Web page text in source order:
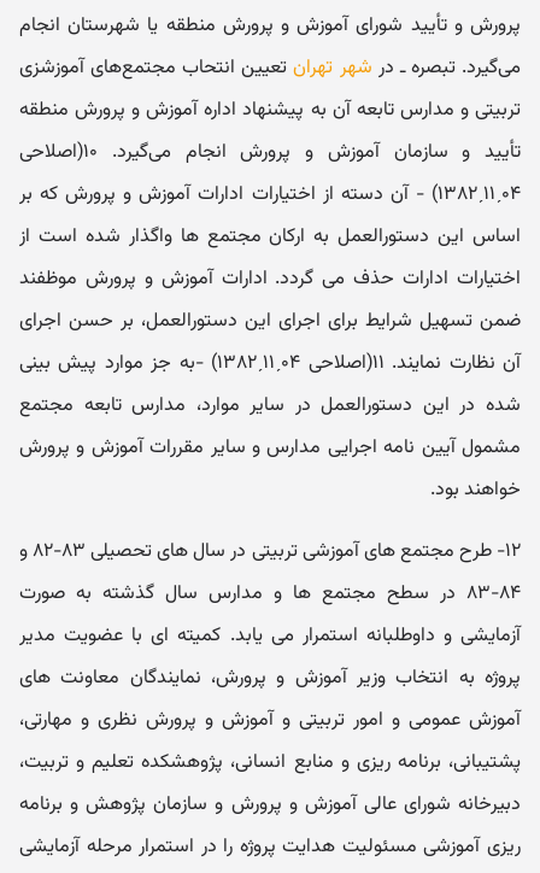
پرورش و تأیید شورای آموزش و پرورش منطقه یا شهرستان انجام
می‌گیرد. تبصره ـ در شهر تهرانتعیین انتحاب مجتمع‌های آموزشزی
تربیتی و مدارس تابعه آن به پیشنهاد اداره آموزش و پرورش منطقه
تأیید و سازمان آموزش و پرورش انجام می‌گیرد. ۱۰(اصلاحی
۰۴ˏ۱۱ˏ۱۳۸۲) - آن دسته از اختیارات ادارات آموزش و پرورش که بر
اساس این دستورالعمل به ارکان مجتمع ها واگذار شده است از
اختیارات ادارات حذف می گردد. ادارات آموزش و پرورش موظفند
ضمن تسهیل شرایط برای اجرای این دستورالعمل، بر حسن اجرای
آن نظارت نمایند. ۱۱(اصلاحی ۰۴ˏ۱۱ˏ۱۳۸۲) -به جز موارد پیش بینی
شده در این دستورالعمل در سایر موارد، مدارس تابعه مجتمع
مشمول آیین نامه اجرایی مدارس و سایر مقررات آموزش و پرورش
خواهند بود.
۱۲- طرح مجتمع های آموزشی تربیتی در سال های تحصیلی ۸۳-۸۲ و
۸۴-۸۳ در سطح مجتمع ها و مدارس سال گذشته به صورت
آزمایشی و داوطلبانه استمرار می یابد. کمیته ای با عضویت مدیر
پروژه به انتخاب وزیر آموزش و پرورش، نمایندگان معاونت های
آموزش عمومی و امور تربیتی و آموزش و پرورش نظری و مهارتی،
پشتیبانی، برنامه ریزی و منابع انسانی، پژوهشکده تعلیم و تربیت،
دبیرخانه شورای عالی آموزش و پرورش و سازمان پژوهش و برنامه
ریزی آموزشی مسئولیت هدایت پروژه را در استمرار مرحله آزمایشی